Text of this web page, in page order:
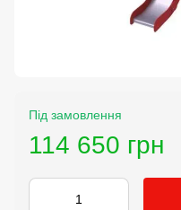
Під замовлення
114 650 грн